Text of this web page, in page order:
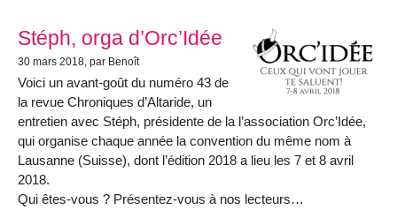
Stéph, orga d’Orc’Idée
30 mars 2018, par Benoît
Voici un avant-goût du numéro 43 de
la revue Chroniques d’Altaride, un
entretien avec Stéph, présidente de la l’association Orc’Idée,
qui organise chaque année la convention du même nom à
Lausanne (Suisse), dont l’édition 2018 a lieu les 7 et 8 avril
2018.
Qui êtes-vous ? Présentez-vous à nos lecteurs…